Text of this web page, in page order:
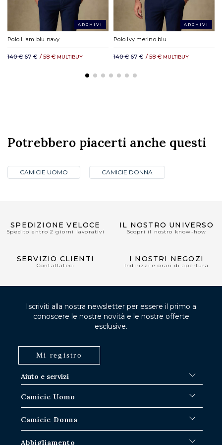
ARCHIVI
Polo Liam blu navy
140 € 67 € / 58 € MULTIBUY
ARCHIVI
Polo Ivy merino blu
140 € 67 € / 58 € MULTIBUY
Potrebbero piacerti anche questi
CAMICIE UOMO CAMICIE DONNA
SPEDIZIONE VELOCE
Spedito entro 2 giorni lavorativi
IL NOSTRO UNIVERSO
Scopri il nostro know-how
SERVIZIO CLIENTI
Contattateci
I NOSTRI NEGOZI
Indirizzi e orari di apertura
Aiuto e servizi
Procedure di spedizione
Scambio nei negozi di Parigi-IDF
Camicie Uomo
Camicie blu
Camicie Donna
Abbigliamento
Iscriviti alla nostra newsletter per essere il primo a
conoscere le nostre novità e le nostre offerte
esclusive.
Mi registro